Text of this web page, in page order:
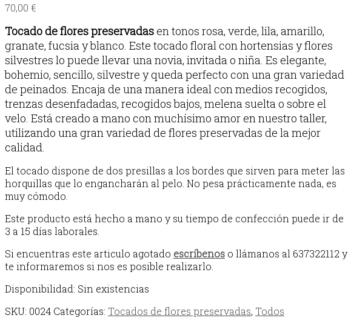
70,00 €
Tocado de flores preservadasen tonos rosa, verde, lila, amarillo,
granate, fucsia y blanco. Este tocado floral con hortensias y flores
silvestres lo puede llevar una novia, invitada o niña. Es elegante,
bohemio, sencillo, silvestre y queda perfecto con una gran variedad
de peinados. Encaja de una manera ideal con medios recogidos,
trenzas desenfadadas, recogidos bajos, melena suelta o sobre el
velo. Está creado a mano con muchísimo amor en nuestro taller,
utilizando una gran variedad de flores preservadas de la mejor
calidad.
El tocado dispone de dos presillas a los bordes que sirven para meter las
horquillas que lo engancharán al pelo. No pesa prácticamente nada, es
muy cómodo.
Este producto está hecho a mano y su tiempo de confección puede ir de
3 a 15 días laborales.
Si encuentras este articulo agotado escríbenos o llámanos al 637322112 y
te informaremos si nos es posible realizarlo.
Disponibilidad: Sin existencias
SKU: 0024 Categorías: Tocados de flores preservadas, Todos